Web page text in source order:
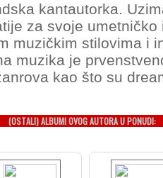
kantautorka.
za svoje umetničko
muzičkim stilovima i
muzika je
kao što su
(OSTALI) ALBUMI OVOG AUTORA U PONUDI: